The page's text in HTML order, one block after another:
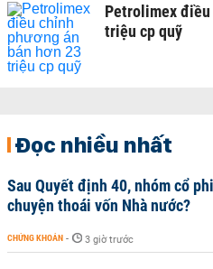
Petrolimex điều
triệu cp quỹ
Đọc nhiều nhất
Sau Quyết định 40, nhóm cổ
chuyện thoái vốn Nhà nước?
CHỨNG KHOÁN - 3 giờ trước